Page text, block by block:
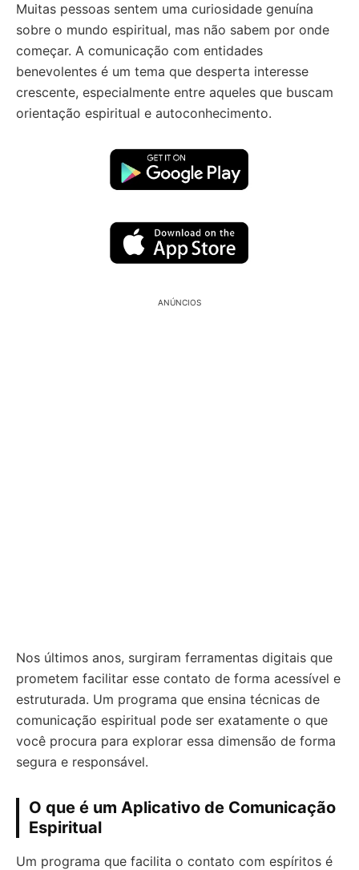
Muitas pessoas sentem uma curiosidade genuína
sobre o mundo espiritual, mas não sabem por onde
começar. A comunicação com entidades
benevolentes é um tema que desperta interesse
crescente, especialmente entre aqueles que buscam
orientação espiritual e autoconhecimento.
ANÚNCIOS
Nos últimos anos, surgiram ferramentas digitais que
prometem facilitar esse contato de forma acessível e
estruturada. Um programa que ensina técnicas de
comunicação espiritual pode ser exatamente o que
você procura para explorar essa dimensão de forma
segura e responsável.
O que é um Aplicativo de Comunicação
Espiritual
Um programa que facilita o contato com espíritos é